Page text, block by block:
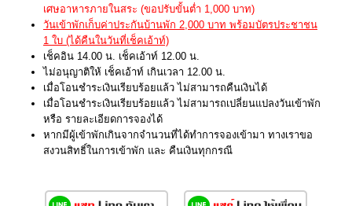
เศษอาหารภายในสระ (ขอปรับขั้นต่ำ 1,000 บาท)
วันเข้าพักเก็บค่าประกันบ้านพัก 2,000 บาท พร้อมบัตรประชาชน
1 ใบ (ได้คืนในวันที่เช็คเอ้าท์)
เช็คอิน 14.00 น. เช็คเอ้าท์ 12.00 น.
ไม่อนุญาติให้ เช็คเอ้าท์ เกินเวลา 12.00 น.
เมื่อโอนชำระเงินเรียบร้อยแล้ว ไม่สามารถคืนเงินได้
เมื่อโอนชำระเงินเรียบร้อยแล้ว ไม่สามารถเปลี่ยนแปลงวันเข้าพัก
หรือ รายละเอียดการจองได้
หากมีผู้เข้าพักเกินจากจำนวนที่ได้ทำการจองเข้ามา ทางเราขอ
สงวนสิทธิ์ในการเข้าพัก และ คืนเงินทุกกรณี